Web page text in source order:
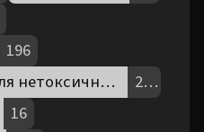
196
Знайти партнера для нетоксичної комунікації
254
16